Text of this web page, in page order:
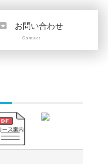
お問い合わせ
Contact